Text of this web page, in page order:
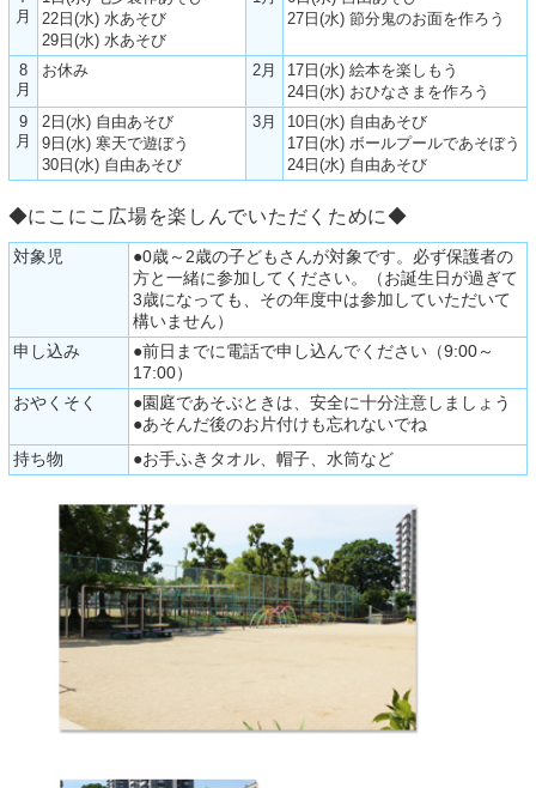
月
22日(水) 水あそび
29日(水) 水あそび
27日(水) 節分鬼のお面を作ろう
8
月
お休み 2月
17日(水) 絵本を楽しもう
24日(水) おひなさまを作ろう
9
月
2日(水) 自由あそび
9日(水) 寒天で遊ぼう
30日(水) 自由あそび
3月
10日(水) 自由あそび
17日(水) ボールプールであそぼう
24日(水) 自由あそび
◆にこにこ広場を楽しんでいただくために◆
対象児
●0歳～2歳の子どもさんが対象です。必ず保護者の
方と一緒に参加してください。（お誕生日が過ぎて
3歳になっても、その年度中は参加していただいて
構いません）
申し込み
●前日までに電話で申し込んでください（9:00～
17:00）
おやくそく
●園庭であそぶときは、安全に十分注意しましょう
●あそんだ後のお片付けも忘れないでね
持ち物
●お手ふきタオル、帽子、水筒など